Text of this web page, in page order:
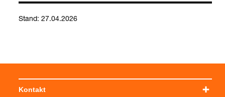
Stand: 27.04.2026
Kontakt